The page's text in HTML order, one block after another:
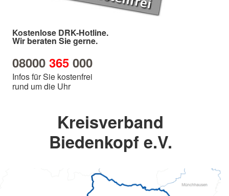
Kostenlose DRK-Hotline.
Wir beraten Sie gerne.
08000 365 000
Infos für Sie kostenfrei
rund um die Uhr
Kreisverband
Biedenkopf e.V.